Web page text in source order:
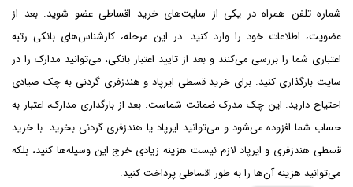
شماره تلفن همراه در یکی از سایت‌های خرید اقساطی عضو شوید. بعد از
عضویت، اطلاعات خود را وارد کنید. در این مرحله، کارشناس‌های بانکی رتبه
اعتباری شما را بررسی می‌کنند و بعد از تایید اعتبار بانکی، می‌توانید مدارک را در
سایت بارگذاری کنید. برای خرید قسطی ایرپاد و هندزفری گردنی به چک صیادی
احتیاج دارید. این چک مدرک ضمانت شماست. بعد از بارگذاری مدارک، اعتبار به
حساب شما افزوده می‌شود و می‌توانید ایرپاد یا هندزفری گردنی بخرید. با خرید
قسطی هندزفری و ایرپاد لازم نیست هزینه زیادی خرج این وسیله‌ها کنید، بلکه
می‌توانید هزینه آن‌ها را به طور اقساطی پرداخت کنید.